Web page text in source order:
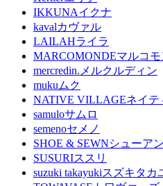
IKKUNAイクナ
kavalカヴァル
LAILAHライラ
MARCOMONDEマルコモ
mercredin. メルクルディン
muku ムク
NATIVE VILLAGEネイテ
samuloサムロ
semenoセメノ
SHOE & SEWNシューア
SUSURIススリ
suzuki takayukiスズキタカ